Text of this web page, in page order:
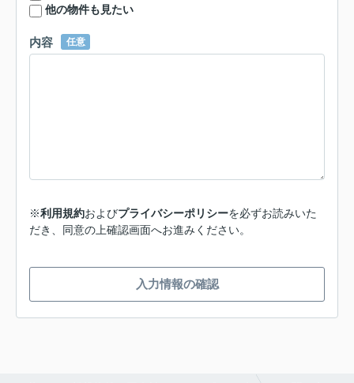
他の物件も見たい
内容 任意
※利用規約およびプライバシーポリシーを必ずお読みいた
だき、同意の上確認画面へお進みください。
入力情報の確認